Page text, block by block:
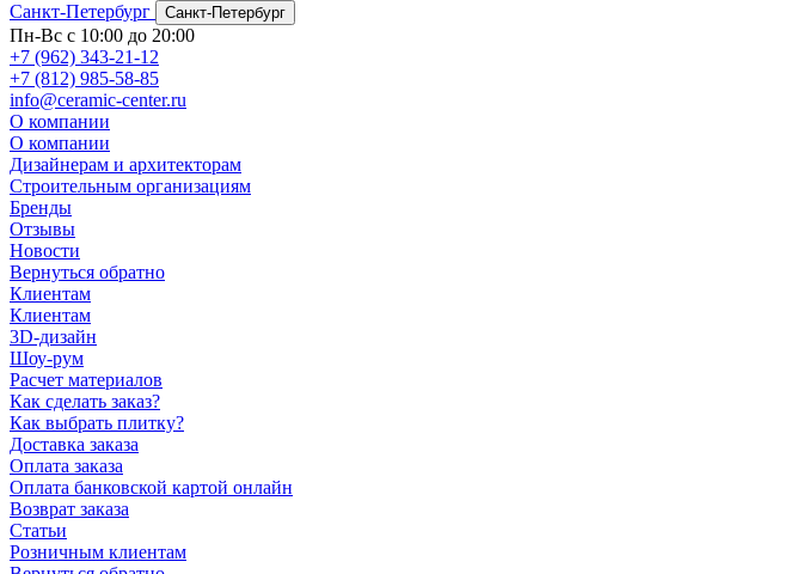
Санкт-Петербург
Санкт-Петербург
Пн-Вс с 10:00 до 20:00
+7 (962) 343-21-12
+7 (812) 985-58-85
info@ceramic-center.ru
О компании
О компании
Дизайнерам и архитекторам
Строительным организациям
Бренды
Отзывы
Новости
Вернуться обратно
Клиентам
Клиентам
3D-дизайн
Шоу-рум
Расчет материалов
Как сделать заказ?
Как выбрать плитку?
Доставка заказа
Оплата заказа
Оплата банковской картой онлайн
Возврат заказа
Статьи
Розничным клиентам